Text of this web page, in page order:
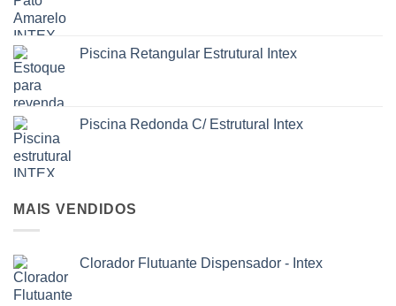
Piscina Retangular Estrutural Intex
Piscina Redonda C/ Estrutural Intex
MAIS VENDIDOS
Clorador Flutuante Dispensador - Intex